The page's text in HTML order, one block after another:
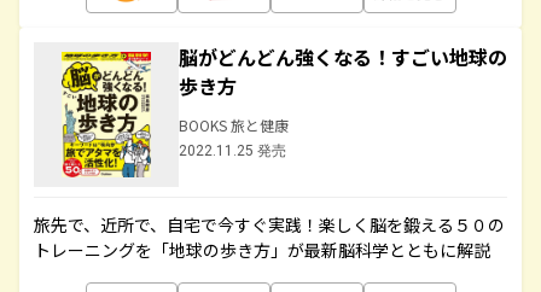
脳がどんどん強くなる！すごい地球の
歩き方
BOOKS 旅と健康
2022.11.25 発売
旅先で、近所で、自宅で今すぐ実践！楽しく脳を鍛える５０の
トレーニングを「地球の歩き方」が最新脳科学とともに解説